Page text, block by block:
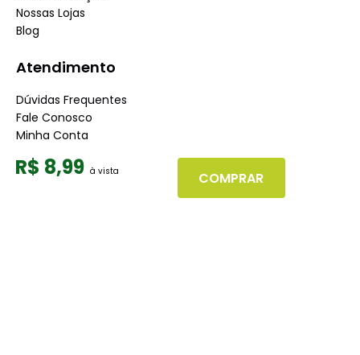
R$ 8,99 COMPRAR
Nossas Lojas
Blog
Atendimento
Dúvidas Frequentes
Fale Conosco
Minha Conta
Seja nosso fornecedor